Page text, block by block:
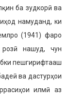
ба зудкорӣ ва
намуданд, ки
(1941) фаро
нашуд, чун
пешгирифтааш
ва дастурҳои
илмӣ аз